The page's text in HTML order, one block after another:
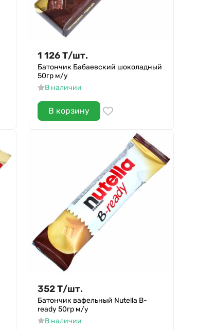
1 126Т/шт.
Батончик Бабаевский шоколадный
50гр м/у
В наличии
В корзину
352Т/шт.
Батончик вафельный Nutella B-
ready 50гр м/у
В наличии